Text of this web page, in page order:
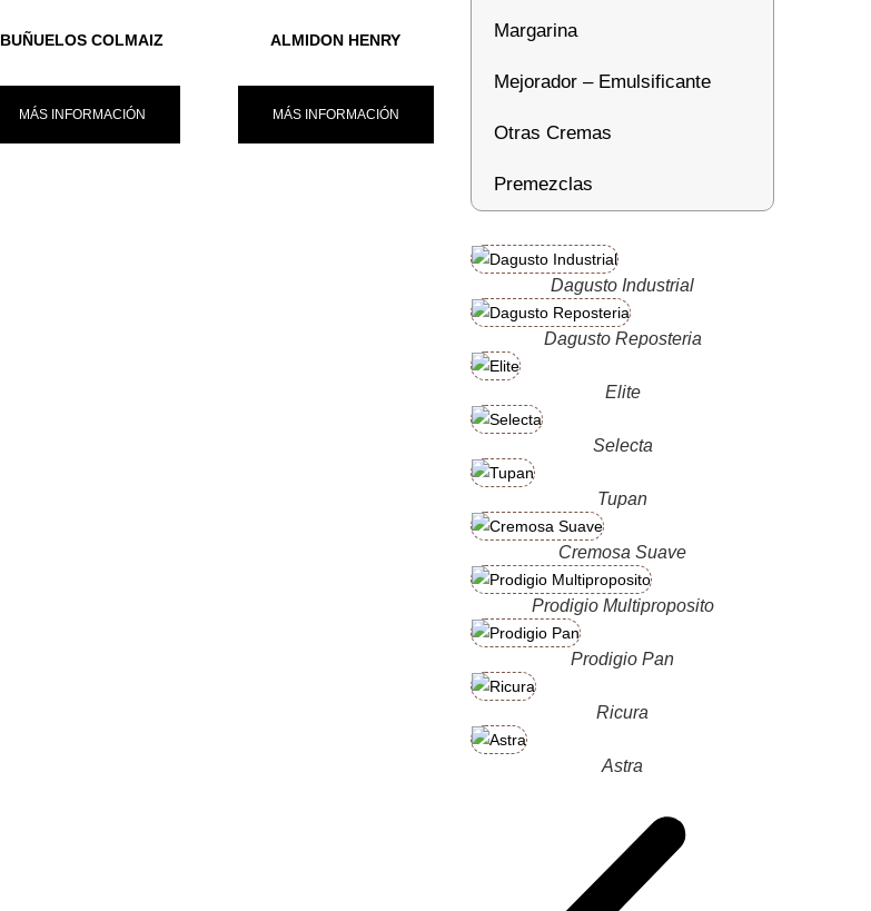
BUÑUELOS COLMAIZ
MÁS INFORMACIÓN
ALMIDON HENRY
MÁS INFORMACIÓN
Margarina
Mejorador – Emulsificante
Otras Cremas
Premezclas
Dagusto Industrial
Dagusto Reposteria
Elite
Selecta
Tupan
Cremosa Suave
Prodigio Multiproposito
Prodigio Pan
Ricura
Astra